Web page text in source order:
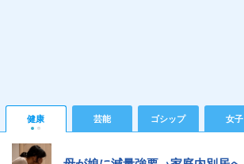
健康 芸能 ゴシップ 女子